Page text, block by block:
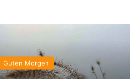
Guten Morgen